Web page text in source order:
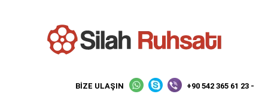
BİZE ULAŞIN +90 542 365 61 23 -